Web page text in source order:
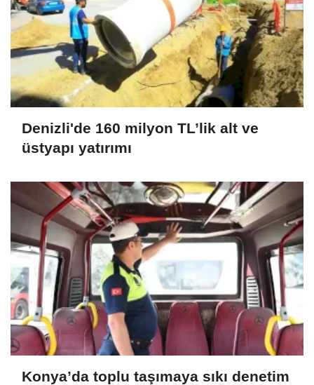
Denizli'de 160 milyon TL’lik alt ve
üstyapı yatırımı
Konya’da toplu taşımaya sıkı denetim